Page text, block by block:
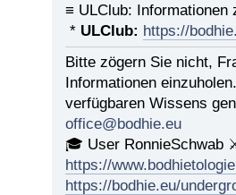
≡ ULClub: Informationen
* ULClub: https://
Bitte zögern Sie nicht,
Informationen
verfügbaren Wissens
office@bodhie.eu
🎓 User
https://
https://bodhie.eu/